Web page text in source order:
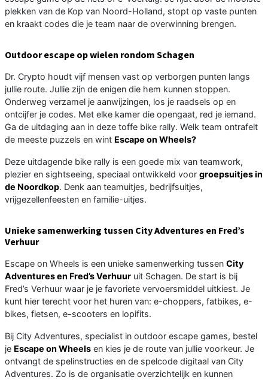
plekken van de Kop van Noord-Holland, stopt op vaste punten
en kraakt codes die je team naar de overwinning brengen.
Outdoor escape op wielen rondom Schagen
Dr. Crypto houdt vijf mensen vast op verborgen punten langs
jullie route. Jullie zijn de enigen die hem kunnen stoppen.
Onderweg verzamel je aanwijzingen, los je raadsels op en
ontcijfer je codes. Met elke kamer die opengaat, red je iemand.
Ga de uitdaging aan in deze toffe bike rally. Welk team ontrafelt
de meeste puzzels en wint Escape on Wheels?
Deze uitdagende bike rally is een goede mix van teamwork,
plezier en sightseeing, speciaal ontwikkeld voor groepsuitjes in
de Noordkop. Denk aan teamuitjes, bedrijfsuitjes,
vrijgezellenfeesten en familie-uitjes.
Unieke samenwerking tussen City Adventures en Fred’s
Verhuur
Escape on Wheels is een unieke samenwerking tussen City
Adventures en Fred’s Verhuur uit Schagen. De start is bij
Fred’s Verhuur waar je je favoriete vervoersmiddel uitkiest. Je
kunt hier terecht voor het huren van: e-choppers, fatbikes, e-
bikes, fietsen, e-scooters en lopifits.
Bij City Adventures, specialist in outdoor escape games, bestel
je Escape on Wheels en kies je de route van jullie voorkeur. Je
ontvangt de spelinstructies en de spelcode digitaal van City
Adventures. Zo is de organisatie overzichtelijk en kunnen